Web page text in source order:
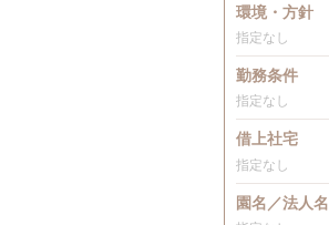
環境・方針
指定なし
勤務条件
指定なし
借上社宅
指定なし
園名／法人名